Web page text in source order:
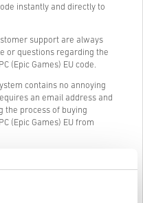
instantly and directly to
support are always
or questions regarding the
(Epic Games) EU code.
contains no annoying
an email address and
the process of buying
(Epic Games) EU from